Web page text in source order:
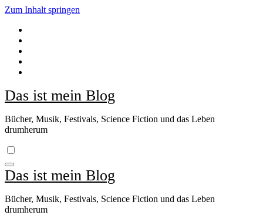
Zum Inhalt springen
Das ist mein Blog
Bücher, Musik, Festivals, Science Fiction und das Leben
drumherum
Das ist mein Blog
Bücher, Musik, Festivals, Science Fiction und das Leben
drumherum